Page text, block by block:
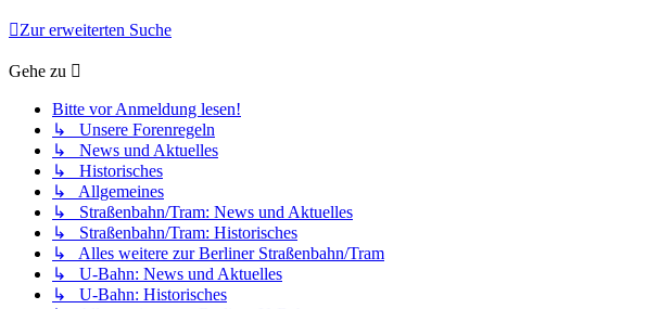
Zur erweiterten Suche
Gehe zu
Bitte vor Anmeldung lesen!
↳ Unsere Forenregeln
↳ News und Aktuelles
↳ Historisches
↳ Allgemeines
↳ Straßenbahn/Tram: News und Aktuelles
↳ Straßenbahn/Tram: Historisches
↳ Alles weitere zur Berliner Straßenbahn/Tram
↳ U-Bahn: News und Aktuelles
↳ U-Bahn: Historisches